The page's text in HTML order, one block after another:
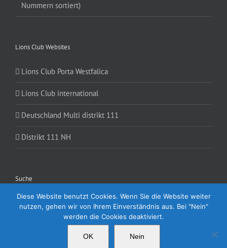
Nummern sortiert)
Lions Club Websites
Lions Club Porta Westfalica
Lions Club international
Deutschland Multi distrikt 111
Distrikt 111 NH
Suche
Suche
Diese Website benutzt Cookies. Wenn Sie die Website weiter
nutzen, gehen wir von Ihrem Einverständnis aus. Bei "Nein"
werden die Cookies deaktiviert.
OK Nein